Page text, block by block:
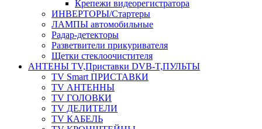
Крепежи видеорегистратора
ИНВЕРТОРЫ/Стартеры
ЛАМПЫ автомобильные
Радар-детекторы
Разветвители прикуривателя
Щетки стеклоочистителя
АНТЕНЫ ТV,Приставки DVB-T,ПУЛЬТЫ
TV Smart ПРИСТАВКИ
TV АНТЕННЫ
TV ГОЛОВКИ
TV ДЕЛИТЕЛИ
TV КАБЕЛЬ